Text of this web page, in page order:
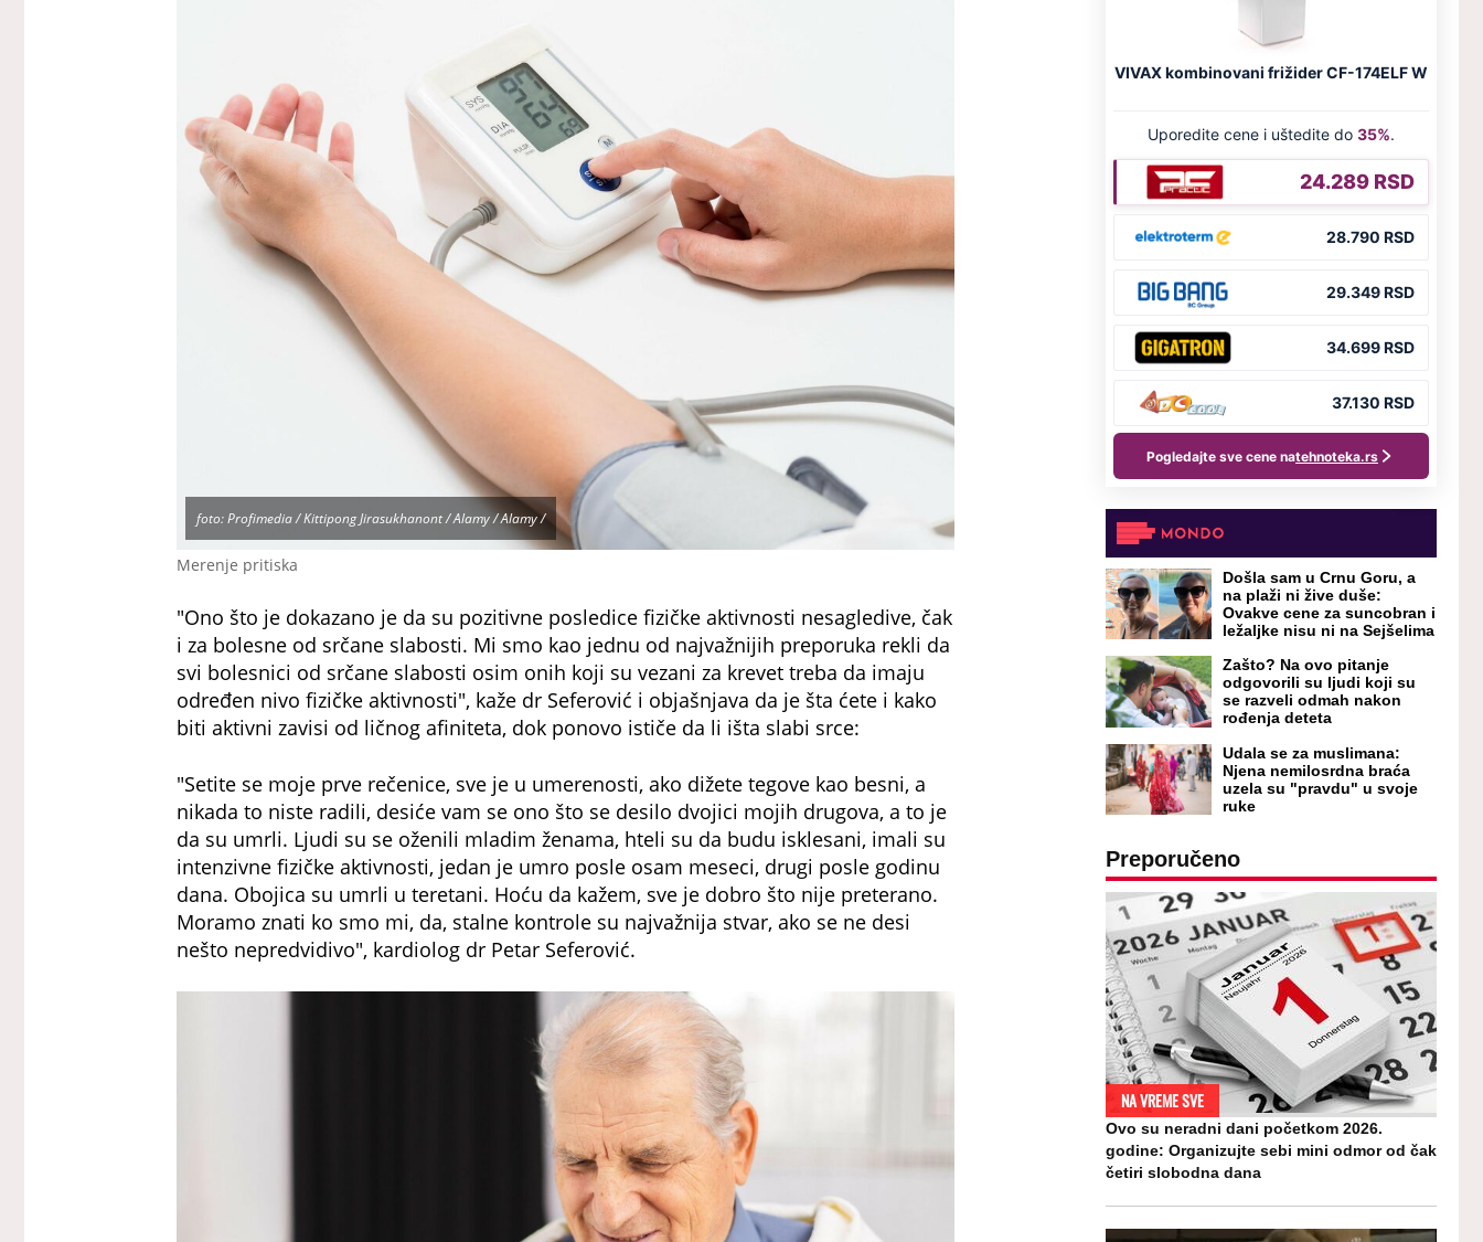
Merenje pritiska
foto: Profimedia / Kittipong Jirasukhanont / Alamy / Alamy /
"Ono što je dokazano je da su pozitivne posledice fizičke aktivnosti nesagledive, čak
i za bolesne od srčane slabosti. Mi smo kao jednu od najvažnijih preporuka rekli da
svi bolesnici od srčane slabosti osim onih koji su vezani za krevet treba da imaju
određen nivo fizičke aktivnosti", kaže dr Seferović i objašnjava da je šta ćete i kako
biti aktivni zavisi od ličnog afiniteta, dok ponovo ističe da li išta slabi srce:
"Setite se moje prve rečenice, sve je u umerenosti, ako dižete tegove kao besni, a
nikada to niste radili, desiće vam se ono što se desilo dvojici mojih drugova, a to je
da su umrli. Ljudi su se oženili mladim ženama, hteli su da budu isklesani, imali su
intenzivne fizičke aktivnosti, jedan je umro posle osam meseci, drugi posle godinu
dana. Obojica su umrli u teretani. Hoću da kažem, sve je dobro što nije preterano.
Moramo znati ko smo mi, da, stalne kontrole su najvažnija stvar, ako se ne desi
nešto nepredvidivo", kardiolog dr Petar Seferović.
Došla sam u Crnu Goru, a
na plaži ni žive duše:
Ovakve cene za suncobran i
ležaljke nisu ni na Sejšelima
Zašto? Na ovo pitanje
odgovorili su ljudi koji su
se razveli odmah nakon
rođenja deteta
Udala se za muslimana:
Njena nemilosrdna braća
uzela su "pravdu" u svoje
ruke
Preporučeno
NA VREME SVE
Ovo su neradni dani početkom 2026.
godine: Organizujte sebi mini odmor od čak
četiri slobodna dana